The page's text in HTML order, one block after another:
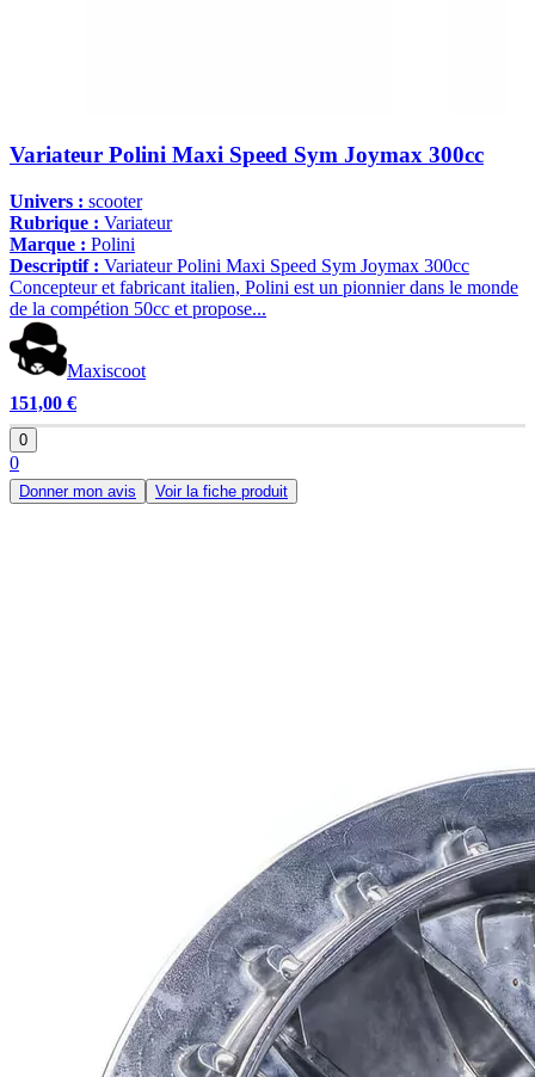
Variateur Polini Maxi Speed Sym Joymax 300cc
Univers : scooter
Rubrique : Variateur
Marque : Polini
Descriptif : Variateur Polini Maxi Speed Sym Joymax 300cc
Concepteur et fabricant italien, Polini est un pionnier dans le monde
de la compétion 50cc et propose...
Maxiscoot
151,00 €
0
0
Donner mon avis Voir la fiche produit